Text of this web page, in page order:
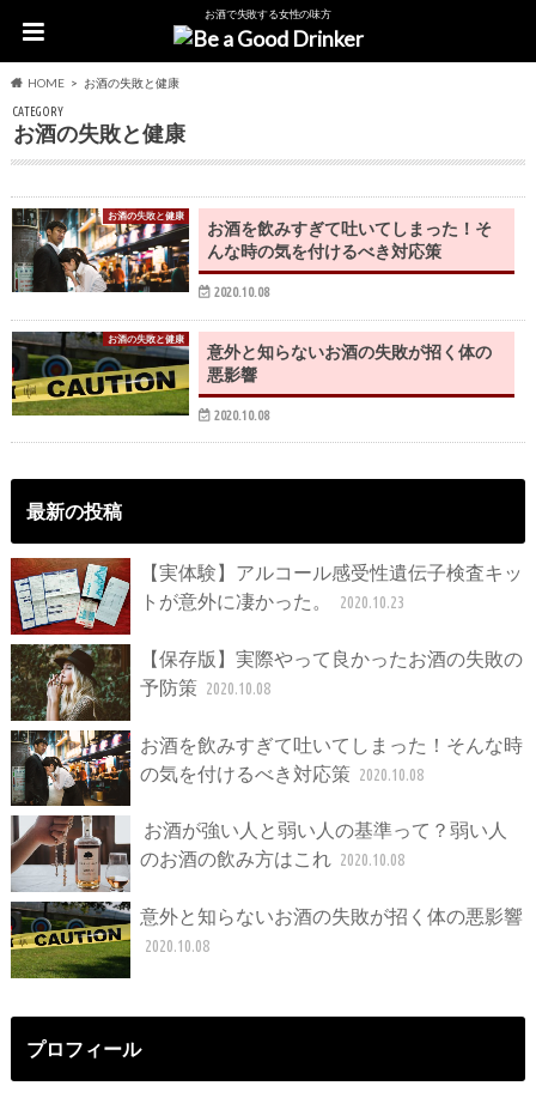
お酒で失敗する女性の味方
HOME お酒の失敗と健康
CATEGORY
お酒の失敗と健康
お酒の失敗と健康
お酒を飲みすぎて吐いてしまった！そ
んな時の気を付けるべき対応策
2020.10.08
お酒の失敗と健康
意外と知らないお酒の失敗が招く体の
悪影響
2020.10.08
最新の投稿
【実体験】アルコール感受性遺伝子検査キッ
トが意外に凄かった。
2020.10.23
【保存版】実際やって良かったお酒の失敗の
予防策 2020.10.08
お酒を飲みすぎて吐いてしまった！そんな時
の気を付けるべき対応策 2020.10.08
お酒が強い人と弱い人の基準って？弱い人
のお酒の飲み方はこれ 2020.10.08
意外と知らないお酒の失敗が招く体の悪影響
2020.10.08
プロフィール